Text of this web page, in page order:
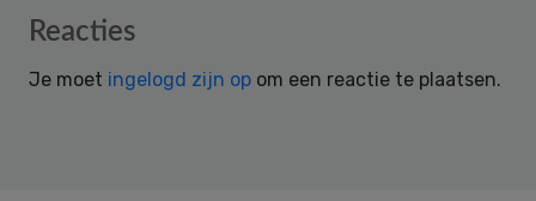
Reader
Reacties
Je moet ingelogd zijn op om een reactie te plaatsen.